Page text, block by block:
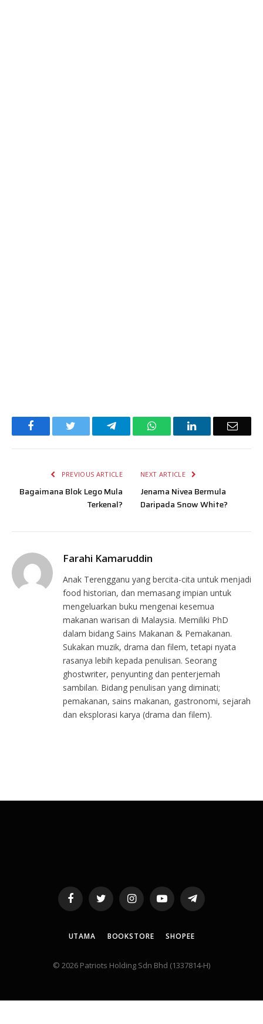
Facebook TelegramWhatsAppLinkedIn Email
PREVIOUS ARTICLE
Bagaimana Blok Lego Mula
Terkenal?
NEXT ARTICLE
Jenama Nivea Bermula
Daripada Snow White?
Farahi Kamaruddin
Anak Terengganu yang bercita-cita untuk menjadi
food historian, dan memasang impian untuk
mengeluarkan buku mengenai kesemua
makanan warisan di Malaysia. Memiliki PhD
dalam bidang Sains Makanan & Pemakanan.
Sukakan muzik, drama dan filem, tetapi nyata
rasanya lebih kepada penulisan. Seorang
ghostwriter, penyunting dan penterjemah
sambilan. Bidang penulisan yang diminati;
pemakanan, sains makanan, gastronomi, sejarah
dan eksplorasi karya (drama dan filem).
FacebookTwitter InstagramYouTubeTelegram
UTAMA BOOKSTORE SHOPEE
© 2026 Patriots Holding Sdn Bhd (1337814-H)